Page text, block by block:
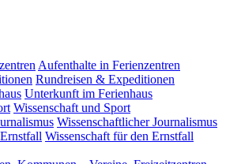
Aufenthalte in Ferienzentren
Rundreisen & Expeditionen
Unterkunft im Ferienhaus
Wissenschaft und Sport
Wissenschaftlicher Journalismus
Wissenschaft für den Ernstfall